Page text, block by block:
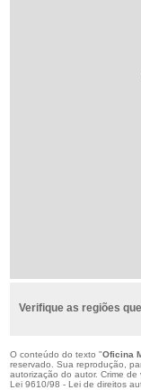
Verifique as regiões
O conteúdo do texto "Oficina
reservado. Sua reprodução,
autorização do autor. Crime
Lei 9610/98 - Lei de direitos